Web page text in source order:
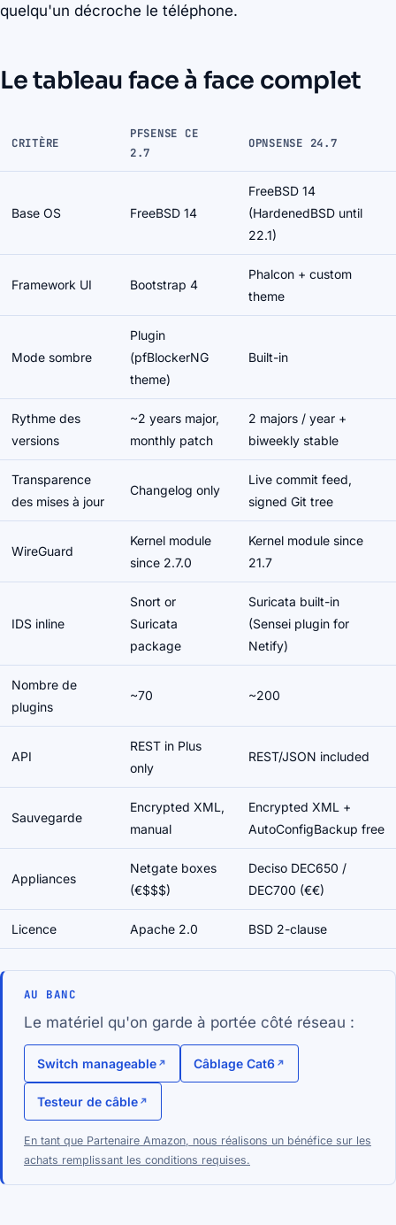
quelqu'un décroche le téléphone.
Le tableau face à face complet
CRITÈRE
PFSENSE CE
2.7
OPNSENSE 24.7
Base OS FreeBSD 14
FreeBSD 14
(HardenedBSD until
22.1)
Framework UI Bootstrap 4
Phalcon + custom
theme
Mode sombre
Plugin
(pfBlockerNG
theme)
Built-in
Rythme des
versions
~2 years major,
monthly patch
2 majors / year +
biweekly stable
Transparence
des mises à jour
Changelog only
Live commit feed,
signed Git tree
WireGuard
Kernel module
since 2.7.0
Kernel module since
21.7
IDS inline
Snort or
Suricata
package
Suricata built-in
(Sensei plugin for
Netify)
Nombre de
plugins
~70 ~200
API
REST in Plus
only
REST/JSON included
Sauvegarde
Encrypted XML,
manual
Encrypted XML +
AutoConfigBackup free
Appliances
Netgate boxes
(€$$$)
Deciso DEC650 /
DEC700 (€€)
Licence Apache 2.0 BSD 2-clause
AU BANC
Le matériel qu'on garde à portée côté réseau :
Switch manageable Câblage Cat6
Testeur de câble
En tant que Partenaire Amazon, nous réalisons un bénéfice sur les
achats remplissant les conditions requises.